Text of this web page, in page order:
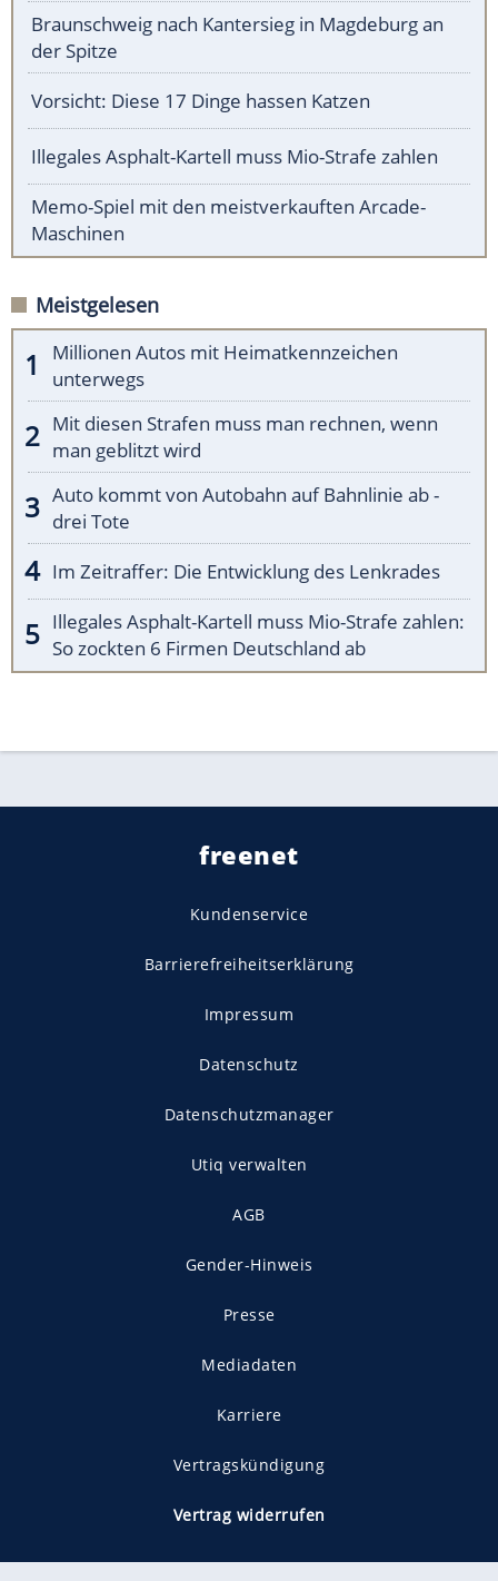
Braunschweig nach Kantersieg in Magdeburg an
der Spitze
Vorsicht: Diese 17 Dinge hassen Katzen
Illegales Asphalt-Kartell muss Mio-Strafe zahlen
Memo-Spiel mit den meistverkauften Arcade-
Maschinen
Meistgelesen
Millionen Autos mit Heimatkennzeichen
unterwegs
Mit diesen Strafen muss man rechnen, wenn
man geblitzt wird
Auto kommt von Autobahn auf Bahnlinie ab -
drei Tote
Im Zeitraffer: Die Entwicklung des Lenkrades
Illegales Asphalt-Kartell muss Mio-Strafe zahlen:
So zockten 6 Firmen Deutschland ab
freenet
Kundenservice
Barrierefreiheitserklärung
Impressum
Datenschutz
Datenschutzmanager
Utiq verwalten
AGB
Gender-Hinweis
Presse
Mediadaten
Karriere
Vertragskündigung
Vertrag widerrufen